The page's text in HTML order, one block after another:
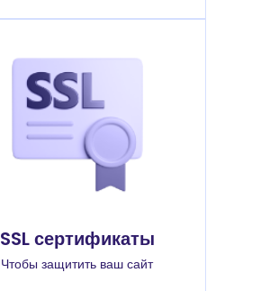
SSL сертификаты
Чтобы защитить ваш сайт